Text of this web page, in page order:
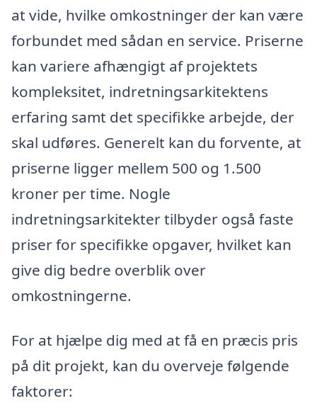
at vide, hvilke omkostninger der kan være
forbundet med sådan en service. Priserne
kan variere afhængigt af projektets
kompleksitet, indretningsarkitektens
erfaring samt det specifikke arbejde, der
skal udføres. Generelt kan du forvente, at
priserne ligger mellem 500 og 1.500
kroner per time. Nogle
indretningsarkitekter tilbyder også faste
priser for specifikke opgaver, hvilket kan
give dig bedre overblik over
omkostningerne.
For at hjælpe dig med at få en præcis pris
på dit projekt, kan du overveje følgende
faktorer: